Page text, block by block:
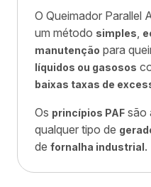
O Queimador Parallel
um método simples,
manutenção para
líquidos ou gasosos
baixas taxas de
Os princípios PAF são
qualquer tipo de
de fornalha industrial.